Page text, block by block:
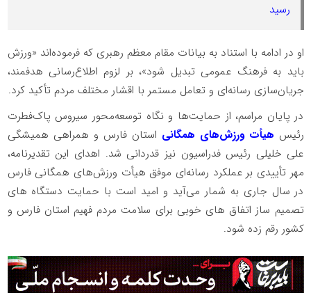
رسید
او در ادامه با استناد به بیانات مقام معظم رهبری که فرموده‌اند «ورزش
باید به فرهنگ عمومی تبدیل شود»، بر لزوم اطلاع‌رسانی هدفمند،
جریان‌سازی رسانه‌ای و تعامل مستمر با اقشار مختلف مردم تأکید کرد.
در پایان مراسم، از حمایت‌ها و نگاه توسعه‌محور سیروس پاک‌فطرت
رئیس هیأت ورزش‌های همگانی استان فارس و همراهی همیشگی
علی خلیلی رئیس فدراسیون نیز قدردانی شد. اهدای این تقدیرنامه،
مهر تأییدی بر عملکرد رسانه‌ای موفق هیأت ورزش‌های همگانی فارس
در سال جاری به شمار می‌آید و امید است با حمایت دستگاه های
تصمیم ساز اتفاق های خوبی برای سلامت مردم فهیم استان فارس و
کشور رقم زده شود.